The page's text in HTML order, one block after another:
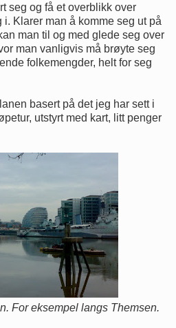
seg og få et overblikk over
Klarer man å komme seg ut på
man til og med glede seg over
man vanligvis må brøyte seg
folkemengder, helt for seg
basert på det jeg har sett i
utstyrt med kart, litt penger
For eksempel langs Themsen.